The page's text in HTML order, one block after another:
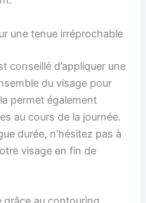
une tenue irréprochable
conseillé d’appliquer une
du visage pour
permet également
au cours de la journée.
durée, n’hésitez pas à
visage en fin de